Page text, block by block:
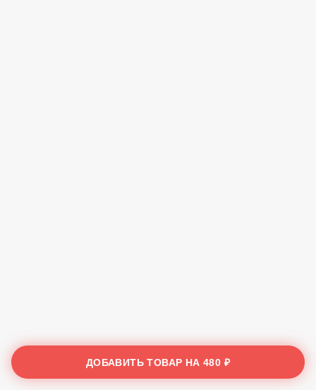
ДОБАВИТЬ ТОВАР НА480 ₽